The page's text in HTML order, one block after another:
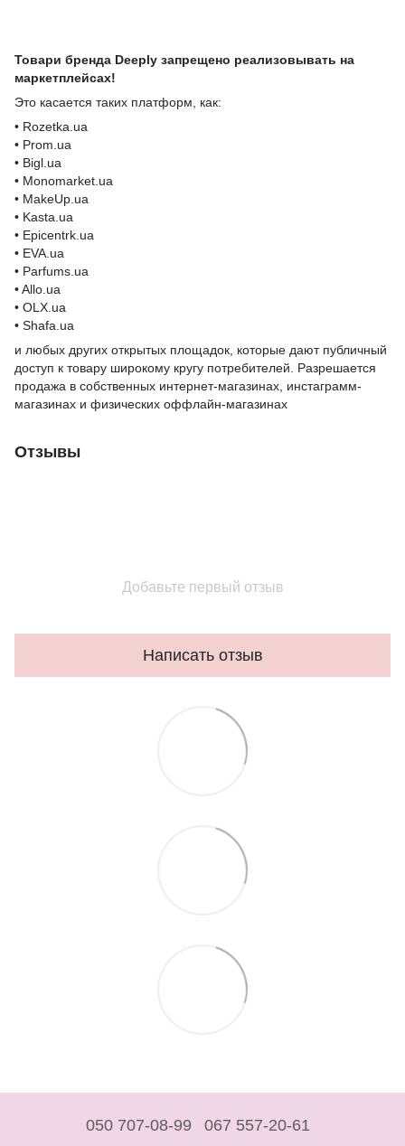
Товари бренда Deeply запрещено реализовывать на
маркетплейсах!
Это касается таких платформ, как:
• Rozetka.ua
• Prom.ua
• Bigl.ua
• Monomarket.ua
• MakeUp.ua
• Kasta.ua
• Epicentrk.ua
• EVA.ua
• Parfums.ua
• Allo.ua
• OLX.ua
• Shafa.ua
и любых других открытых площадок, которые дают публичный
доступ к товару широкому кругу потребителей. Разрешается
продажа в собственных интернет-магазинах, инстаграмм-
магазинах и физических оффлайн-магазинах
Отзывы
Добавьте первый отзыв
Написать отзыв
050 707-08-99 067 557-20-61